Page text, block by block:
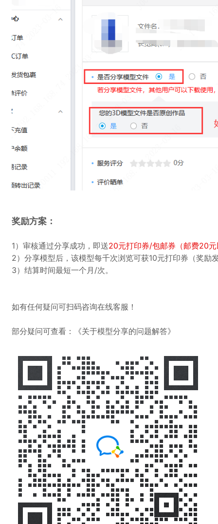
奖励方案：
1）审核通过分享成功，即送20元打印券/包邮券（邮费20
2）分享模型后，该模型每千次浏览可获10元打印券（奖励
3）结算时间最短一个月/次。
如有任何疑问可扫码咨询在线客服！
部分疑问可查看： 《关于模型分享的问题解答》